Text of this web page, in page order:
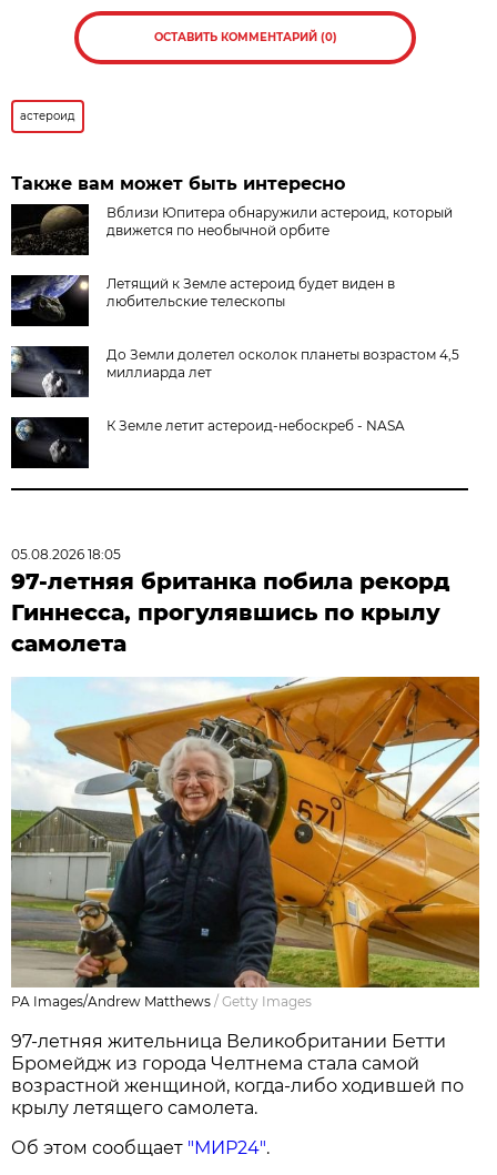
ОСТАВИТЬ КОММЕНТАРИЙ (0)
астероид
Также вам может быть интересно
Вблизи Юпитера обнаружили астероид, который
движется по необычной орбите
Летящий к Земле астероид будет виден в
любительские телескопы
До Земли долетел осколок планеты возрастом 4,5
миллиарда лет
К Земле летит астероид-небоскреб - NASA
05.08.2026 18:05
97-летняя британка побила рекорд
Гиннесса, прогулявшись по крылу
самолета
PA Images/Andrew Matthews /Getty Images
97-летняя жительница Великобритании Бетти
Бромейдж из города Челтнема стала самой
возрастной женщиной, когда-либо ходившей по
крылу летящего самолета.
Об этом сообщает "МИР24".